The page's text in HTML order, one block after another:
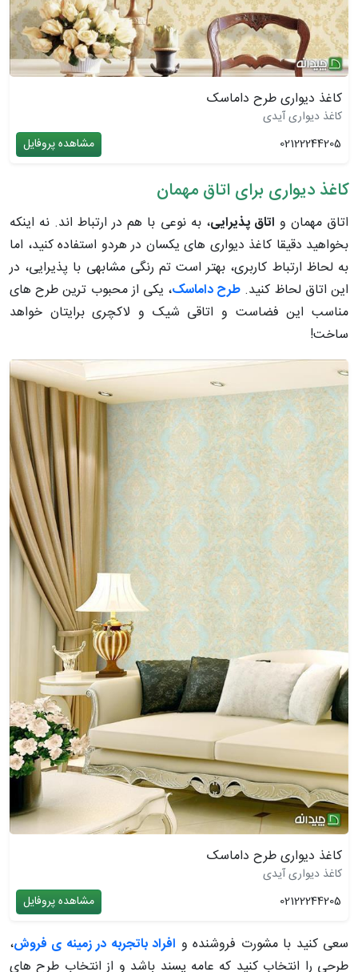
کاغذ دیواری طرح داماسک
کاغذ دیواری آیدی
02122244205
مشاهده پروفایل
کاغذ دیواری برای اتاق مهمان
اتاق مهمان و اتاق پذیرایی، به نوعی با هم در ارتباط اند. نه اینکه
بخواهید دقیقا کاغذ دیواری های یکسان در هردو استفاده کنید، اما
به لحاظ ارتباط کاربری، بهتر است تم رنگی مشابهی با پذیرایی، در
این اتاق لحاظ کنید. طرح داماسک، یکی از محبوب ترین طرح های
مناسب این فضاست و اتاقی شیک و لاکچری برایتان خواهد
ساخت!
کاغذ دیواری طرح داماسک
کاغذ دیواری آیدی
02122244205
مشاهده پروفایل
سعی کنید با مشورت فروشنده و افراد باتجربه در زمینه ی فروش،
طرحی را انتخاب کنید که عامه پسند باشد و از انتخاب طرح های